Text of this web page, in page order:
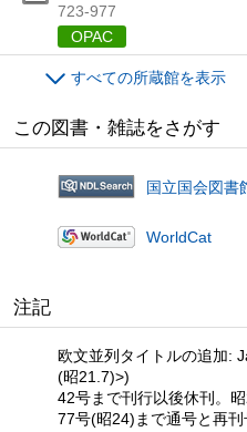
723-977
OPAC
すべての所蔵館を表示
この図書・雑誌をさがす
国立国会図書
WorldCat
注記
欧文並列タイトルの追加:
(昭21.7)>)
42号まで刊行以後休刊。
77号(昭24)まで通号と再